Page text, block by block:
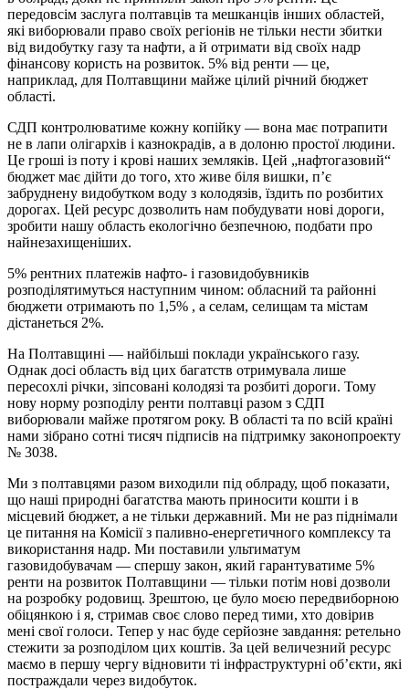
передовсім заслуга полтавців та мешканців інших областей,
які виборювали право своїх регіонів не тільки нести збитки
від видобутку газу та нафти, а й отримати від своїх надр
фінансову користь на розвиток. 5% від ренти — це,
наприклад, для Полтавщини майже цілий річний бюджет
області.
СДП контролюватиме кожну копійку — вона має потрапити
не в лапи олігархів і казнокрадів, а в долоню простої людини.
Це гроші із поту і крові наших земляків. Цей „нафтогазовий“
бюджет має дійти до того, хто живе біля вишки, п’є
забруднену видобутком воду з колодязів, їздить по розбитих
дорогах. Цей ресурс дозволить нам побудувати нові дороги,
зробити нашу область екологічно безпечною, подбати про
найнезахищеніших.
5% рентних платежів нафто- і газовидобувників
розподілятимуться наступним чином: обласний та районні
бюджети отримають по 1,5% , а селам, селищам та містам
дістанеться 2%.
На Полтавщині — найбільші поклади українського газу.
Однак досі область від цих багатств отримувала лише
пересохлі річки, зіпсовані колодязі та розбиті дороги. Тому
нову норму розподілу ренти полтавці разом з СДП
виборювали майже протягом року. В області та по всій країні
нами зібрано сотні тисяч підписів на підтримку законопроекту
№ 3038.
Ми з полтавцями разом виходили під облраду, щоб показати,
що наші природні багатства мають приносити кошти і в
місцевий бюджет, а не тільки державний. Ми не раз піднімали
це питання на Комісії з паливно-енергетичного комплексу та
використання надр. Ми поставили ультиматум
газовидобувачам — спершу закон, який гарантуватиме 5%
ренти на розвиток Полтавщини — тільки потім нові дозволи
на розробку родовищ. Зрештою, це було моєю передвиборною
обіцянкою і я, стримав своє слово перед тими, хто довірив
мені свої голоси. Тепер у нас буде серйозне завдання: ретельно
стежити за розподілом цих коштів. За цей величезний ресурс
маємо в першу чергу відновити ті інфраструктурні об’єкти, які
постраждали через видобуток.